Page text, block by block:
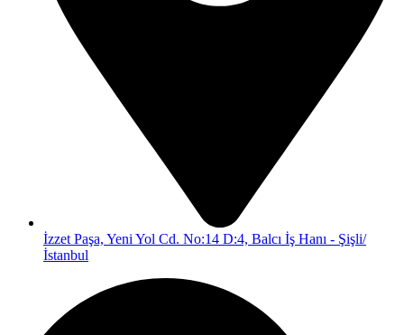
İzzet Paşa, Yeni Yol Cd. No:14 D:4, Balcı İş Hanı - Şişli/
İstanbul